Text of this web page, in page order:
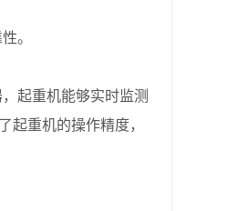
。
起重机能够实时监测
起重机的操作精度，